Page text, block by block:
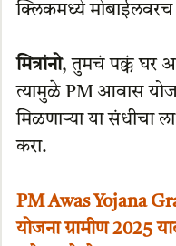
क्लिकमध्ये
मित्रांनो, तुमचं पक्कं घर
त्यामुळे PM आवास
मिळणाऱ्या या संधीचा
करा.
PM Awas Yojana
योजना ग्रामीण 2025